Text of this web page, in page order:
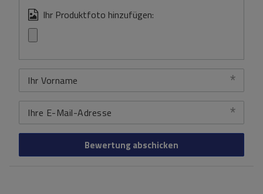
Ihr Produktfoto hinzufügen:
Ihr Vorname
Ihre E-Mail-Adresse
Bewertung abschicken